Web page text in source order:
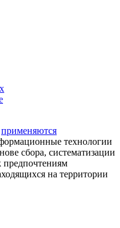
применяются
технологии
сбора, систематизации
предпочтениям
на территории